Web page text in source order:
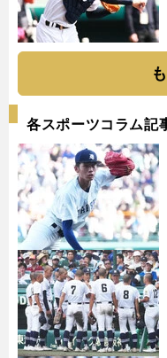
各スポーツコラム記